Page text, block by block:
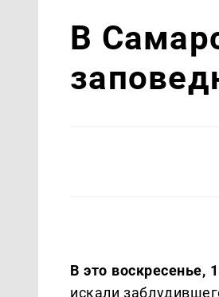
В
В это воскресенье,
искали